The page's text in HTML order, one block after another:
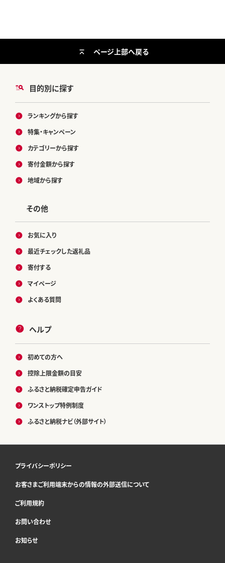
目的別に探す
ランキングから探す
特集・キャンペーン
カテゴリーから探す
寄付金額から探す
地域から探す
その他
お気に入り
最近チェックした返礼品
寄付する
マイページ
よくある質問
ヘルプ
初めての方へ
控除上限金額の目安
ふるさと納税確定申告ガイド
ワンストップ特例制度
ふるさと納税ナビ（外部サイト）
ページ上部へ戻る
プライバシーポリシー
お客さまご利用端末からの情報の外部送信について
ご利用規約
お問い合わせ
お知らせ